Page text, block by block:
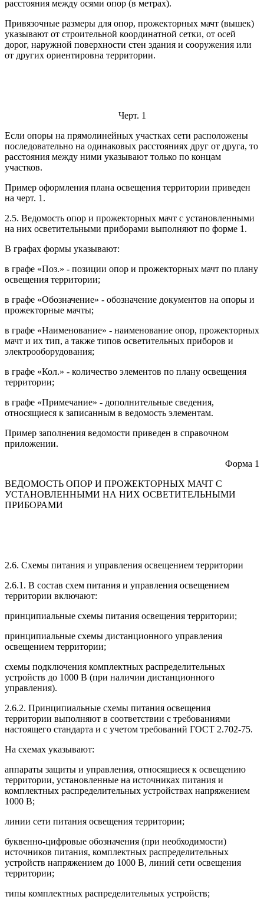
расстояния между осями опор (в метрах).
Привязочные размеры для опор, прожекторных мачт (вышек)
указывают от строительной координатной сетки, от осей
дорог, наружной поверхности стен здания и сооружения или
от других ориентировна территории.
Черт. 1
Если опоры на прямолинейных участках сети расположены
последовательно на одинаковых расстояниях друг от друга, то
расстояния между ними указывают только по концам
участков.
Пример оформления плана освещения территории приведен
на черт. 1.
2.5. Ведомость опор и прожекторных мачт с установленными
на них осветительными приборами выполняют по форме 1.
В графах формы указывают:
в графе «Поз.» - позиции опор и прожекторных мачт по плану
освещения территории;
в графе «Обозначение» - обозначение документов на опоры и
прожекторные мачты;
в графе «Наименование» - наименование опор, прожекторных
мачт и их тип, а также типов осветительных приборов и
электрооборудования;
в графе «Кол.» - количество элементов по плану освещения
территории;
в графе «Примечание» - дополнительные сведения,
относящиеся к записанным в ведомость элементам.
Пример заполнения ведомости приведен в справочном
приложении.
Форма 1
ВЕДОМОСТЬ ОПОР И ПРОЖЕКТОРНЫХ МАЧТ С
УСТАНОВЛЕННЫМИ НА НИХ ОСВЕТИТЕЛЬНЫМИ
ПРИБОРАМИ
2.6. Схемы питания и управления освещением территории
2.6.1. В состав схем питания и управления освещением
территории включают:
принципиальные схемы питания освещения территории;
принципиальные схемы дистанционного управления
освещением территории;
схемы подключения комплектных распределительных
устройств до 1000 В (при наличии дистанционного
управления).
2.6.2. Принципиальные схемы питания освещения
территории выполняют в соответствии с требованиями
настоящего стандарта и с учетом требований ГОСТ 2.702-75.
На схемах указывают:
аппараты защиты и управления, относящиеся к освещению
территории, установленные на источниках питания и
комплектных распределительных устройствах напряжением
1000 В;
линии сети питания освещения территории;
буквенно-цифровые обозначения (при необходимости)
источников питания, комплектных распределительных
устройств напряжением до 1000 В, линий сети освещения
территории;
типы комплектных распределительных устройств;